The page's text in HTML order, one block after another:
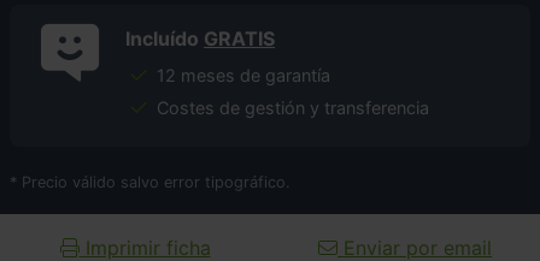
Incluído GRATIS
12 meses de garantía
Costes de gestión y transferencia
* Precio válido salvo error tipográfico.
Imprimir ficha Enviar por email